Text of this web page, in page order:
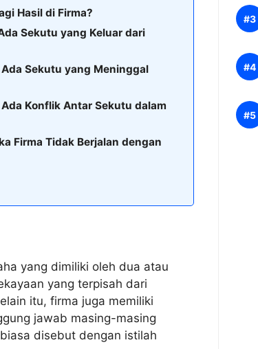
Hasil di Firma?
Sekutu yang Keluar dari
Sekutu yang Meninggal
Konflik Antar Sekutu dalam
Firma Tidak Berjalan dengan
yang dimiliki oleh dua atau
yang terpisah dari
itu, firma juga memiliki
jawab masing-masing
disebut dengan istilah